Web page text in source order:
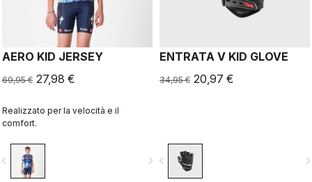
AERO KID JERSEY
69,95 € 27,98 €
Realizzato per la velocità e il
comfort.
navigate_next
ENTRATA V KID GLOVE
34,95 € 20,97 €
navigate_before